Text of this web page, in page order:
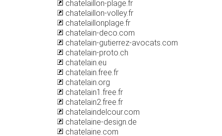
chatelaillon-plage.fr
chatelaillon-volley.fr
chatelaillonplage.fr
chatelain-deco.com
chatelain-gutierrez-avocats.com
chatelain-proto.ch
chatelain.eu
chatelain.free.fr
chatelain.org
chatelain1.free.fr
chatelain2.free.fr
chatelaindelcour.com
chatelaine-design.de
chatelaine.com